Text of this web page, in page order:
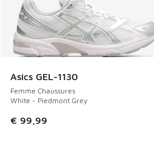
Asics GEL-1130
Femme Chaussures
White - Piedmont Grey
€ 99,99